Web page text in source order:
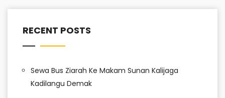
RECENT POSTS
Sewa Bus Ziarah Ke Makam Sunan Kalijaga
Kadilangu Demak